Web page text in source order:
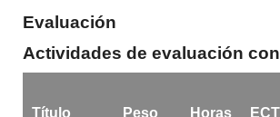
Evaluación
Actividades de evaluación
Título Peso Horas